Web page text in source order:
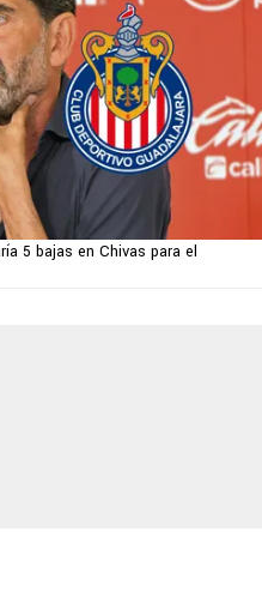
5 bajas en Chivas para el